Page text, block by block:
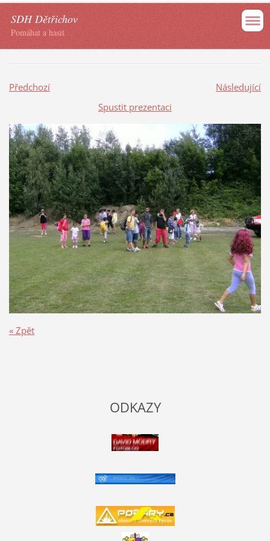
SDH Dětřichov
Pomáhat a hasit
Předchozí
Následující
Spustit prezentaci
« Zpět
ODKAZY